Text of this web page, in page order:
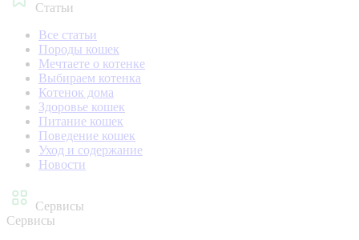
Статьи
Все статьи
Породы кошек
Мечтаете о котенке
Выбираем котенка
Котенок дома
Здоровье кошек
Питание кошек
Поведение кошек
Уход и содержание
Новости
Сервисы
Сервисы